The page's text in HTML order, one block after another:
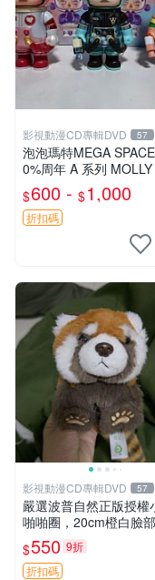
影視動漫CD專輯DVD 57
泡泡瑪特MEGA
0%周年 A 系列
隱藏款 嚴選薄荷巧克力
年代風味 權威推薦 合適
$600 - $1,000
折扣碼
影視動漫CD專輯DVD 57
嚴選波普自然正版授權
啪啪圈，20cm橙白臉
清晰，毛絨超萌贈品推
小浣熊 波普 圈環
$550 9折
折扣碼